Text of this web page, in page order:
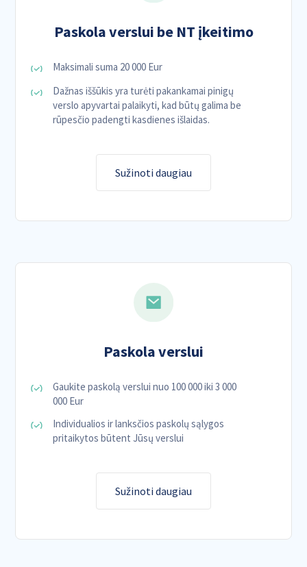
Paskola verslui be NT įkeitimo
Maksimali suma 20 000 Eur
Dažnas iššūkis yra turėti pakankamai pinigų
verslo apyvartai palaikyti, kad būtų galima be
rūpesčio padengti kasdienes išlaidas.
Sužinoti daugiau
Paskola verslui
Gaukite paskolą verslui nuo 100 000 iki 3 000
000 Eur
Individualios ir lanksčios paskolų sąlygos
pritaikytos būtent Jūsų verslui
Sužinoti daugiau